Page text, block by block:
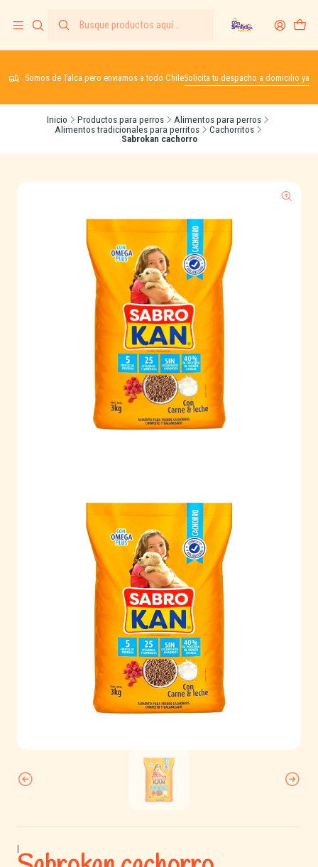
Somos de Talca pero enviamos a todo ChileSolicita tu despacho a domicilio ya
Inicio Productos para perros
Alimentos para perros
Alimentos tradicionales para perritos
Cachorritos
Sabrokan cachorro
|